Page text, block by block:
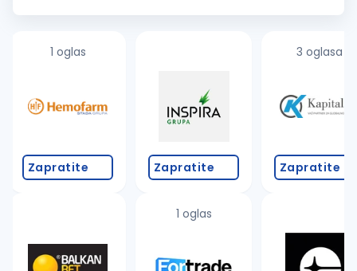
stvaranju...
1 oglas
Zapratite Zapratite
1 oglas
3 oglasa
Zapratite